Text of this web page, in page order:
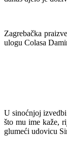
Zagrebačka
ulogu Colasa
U sinoćnjoj
što mu ime kaže,
glumeći udovicu